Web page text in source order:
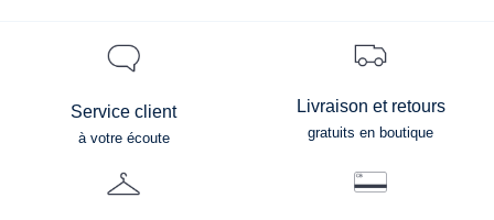
Service client
à votre écoute
Livraison et retours
gratuits en boutique